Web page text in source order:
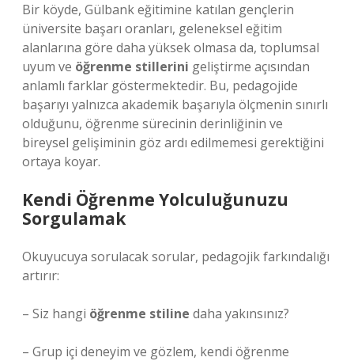
Bir köyde, Gülbank eğitimine katılan gençlerin
üniversite başarı oranları, geleneksel eğitim
alanlarına göre daha yüksek olmasa da, toplumsal
uyum ve öğrenme stillerini geliştirme açısından
anlamlı farklar göstermektedir. Bu, pedagojide
başarıyı yalnızca akademik başarıyla ölçmenin sınırlı
olduğunu, öğrenme sürecinin derinliğinin ve
bireysel gelişiminin göz ardı edilmemesi gerektiğini
ortaya koyar.
Kendi Öğrenme Yolculuğunuzu
Sorgulamak
Okuyucuya sorulacak sorular, pedagojik farkındalığı
artırır:
– Siz hangi öğrenme stiline daha yakınsınız?
– Grup içi deneyim ve gözlem, kendi öğrenme